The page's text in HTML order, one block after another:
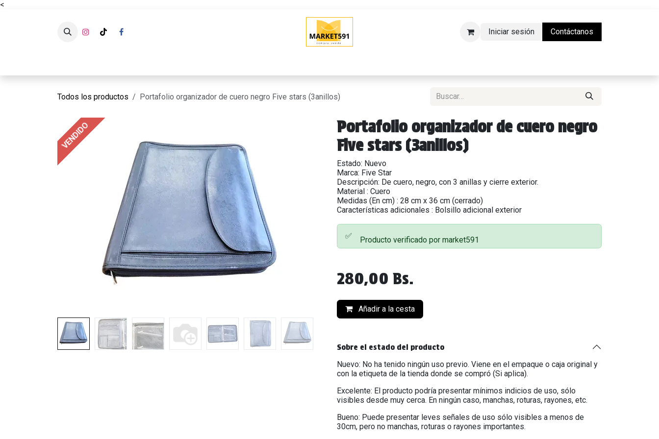
<
Iniciar sesión
Contáctanos
Todos los productos Portafolio organizador de cuero negro Five stars (3anillos)
VENDIDO
Portafolio organizador de cuero negro
Five stars (3anillos)
Estado: Nuevo
Marca: Five Star
Descripción: De cuero, negro, con 3 anillas y cierre exterior.
Material : Cuero
Medidas (En cm) : 28 cm x 36 cm (cerrado)
Características adicionales : Bolsillo adicional exterior
✅ Producto verificado por market591
280,00 Bs.
Añadir a la cesta
Sobre el estado del producto
Nuevo: No ha tenido ningún uso previo. Viene en el empaque o caja original y
con la etiqueta de la tienda donde se compró (Si aplica).
Excelente: El producto podría presentar mínimos indicios de uso, sólo
visibles desde muy cerca. En ningún caso, manchas, roturas, rayones, etc.
Bueno: Puede presentar leves señales de uso sólo visibles a menos de
30cm, pero no manchas, roturas o rayones importantes.